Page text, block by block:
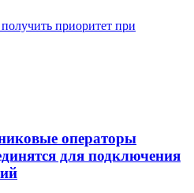
приоритет при
операторы
для подключения